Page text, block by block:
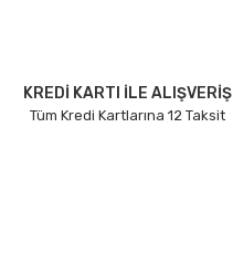
KREDİ KARTI İLE ALIŞVERİŞ
Tüm Kredi Kartlarına 12 Taksit